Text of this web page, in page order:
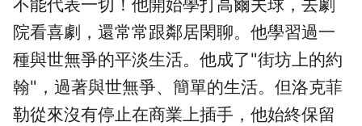
不能代表一切！他開始學打高爾夫球，去劇
院看喜劇，還常常跟鄰居閑聊。他學習過一
種與世無爭的平淡生活。他成了"街坊上的約
翰"，過著與世無爭、簡單的生活。但洛克菲
勒從來沒有停止在商業上插手，他始終保留